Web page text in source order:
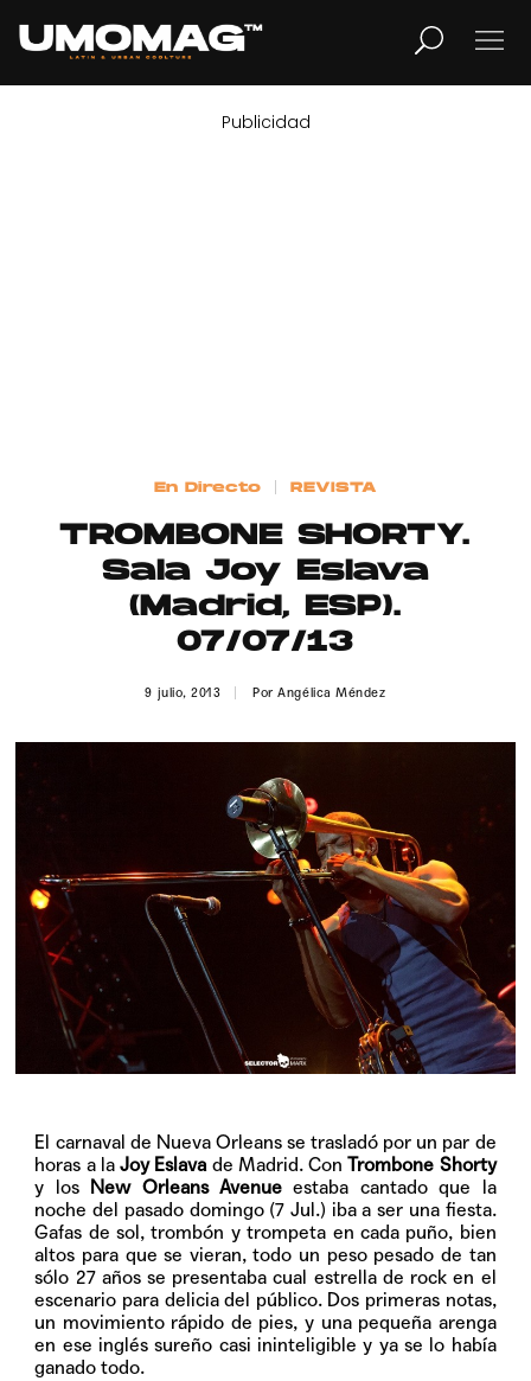
LIFESTYLE
Contacto
Aviso Legal
Publicidad
En Directo REVISTA
TROMBONE SHORTY.
Sala Joy Eslava
(Madrid, ESP).
07/07/13
9 julio, 2013 PorAngélica Méndez
El carnaval de Nueva Orleans se trasladó por un par de
horas a laJoy Eslavade Madrid. ConTrombone Shorty
y los
New Orleans Avenue estaba cantado que la
noche del pasado domingo (7 Jul.) iba a ser una fiesta.
Gafas de sol, trombón y trompeta en cada puño, bien
altos para que se vieran, todo un peso pesado de tan
sólo 27 años se presentaba cual estrella de rock en el
escenario para delicia del público. Dos primeras notas,
un movimiento rápido de pies, y una pequeña arenga
en ese inglés sureño casi ininteligible y ya se lo había
ganado todo.